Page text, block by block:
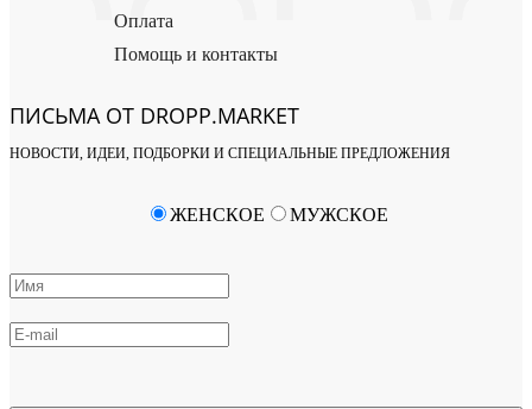
Оплата
Помощь и контакты
ПИСЬМА ОТ DROPP.MARKET
НОВОСТИ, ИДЕИ, ПОДБОРКИ И СПЕЦИАЛЬНЫЕ ПРЕДЛОЖЕНИЯ
ЖЕНСКОЕ МУЖСКОЕ